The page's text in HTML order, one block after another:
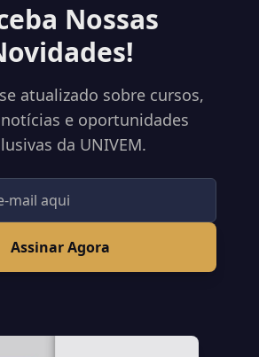
Nossas
atualizado sobre cursos,
e oportunidades
da UNIVEM.
Assinar Agora